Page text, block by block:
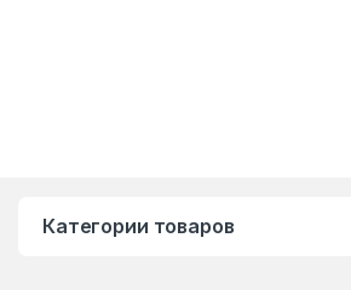
Категории товаров